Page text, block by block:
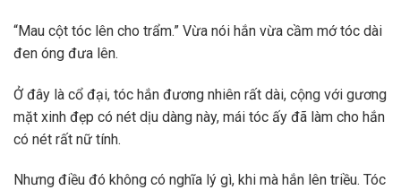
“Mau cột tóc lên cho trẩm.” Vừa nói hắn vừa cầm mớ tóc dài
đen óng đưa lên.
Ở đây là cổ đại, tóc hắn đương nhiên rất dài, cộng với gương
mặt xinh đẹp có nét dịu dàng này, mái tóc ấy đã làm cho hắn
có nét rất nữ tính.
Nhưng điều đó không có nghĩa lý gì, khi mà hắn lên triều. Tóc